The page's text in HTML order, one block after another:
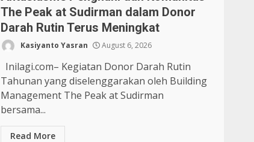
The Peak at Sudirman dalam Donor
Darah Rutin Terus Meningkat
Kasiyanto Yasran August 6, 2026
Inilagi.com– Kegiatan Donor Darah Rutin
Tahunan yang diselenggarakan oleh Building
Management The Peak at Sudirman
bersama...
Read More